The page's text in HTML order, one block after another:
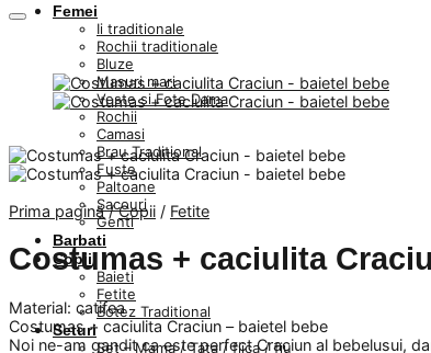
Femei
Ii traditionale
Rochii traditionale
Bluze
Masuri mari
Veste si Fote Dama
Rochii
Camasi
Brau Traditional
Fuste
Paltoane
Sacouri
Genti
Barbati
Copii
Baieti
Fetite
Botez Traditional
Seturi
Set – Mama / Tata / fiica / fiu
Prima pagină / Copii / Fetite
Costumas + caciulita
Material: catifea
Costumas + caciulita Craciun – baietel bebe
Noi ne-am gandit ca este perfect Craciun al bebelusui,